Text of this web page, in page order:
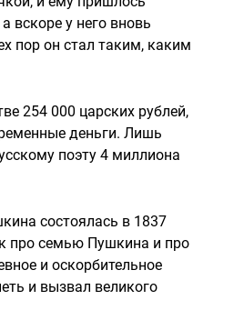
вскоре у него вновь
пор он стал таким, каким
254 000 царских рублей,
деньги. Лишь
поэту 4 миллиона
состоялась в 1837
про семью Пушкина и про
и оскорбительное
и вызвал великого